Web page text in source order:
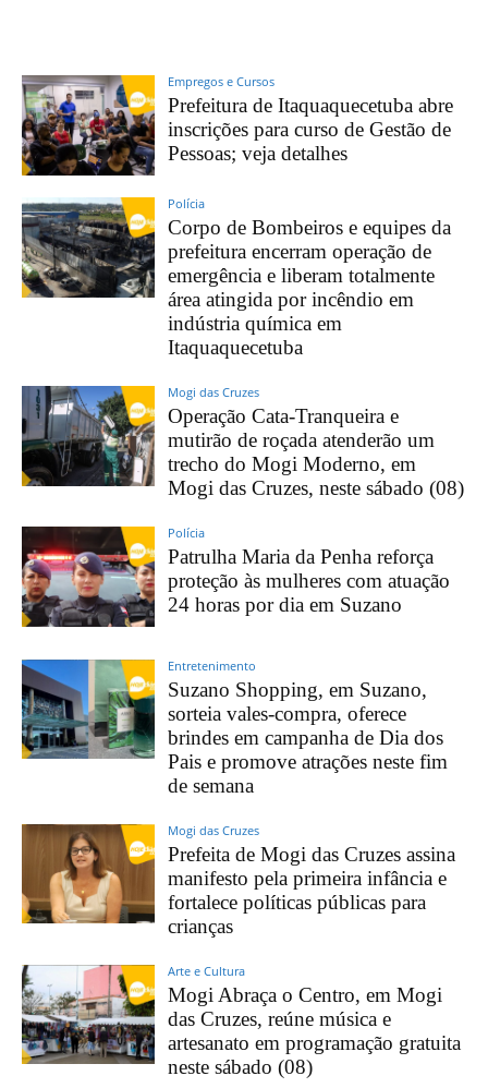
Empregos e Cursos
Prefeitura de Itaquaquecetuba abre
inscrições para curso de Gestão de
Pessoas; veja detalhes
Polícia
Corpo de Bombeiros e equipes da
prefeitura encerram operação de
emergência e liberam totalmente
área atingida por incêndio em
indústria química em
Itaquaquecetuba
Mogi das Cruzes
Operação Cata-Tranqueira e
mutirão de roçada atenderão um
trecho do Mogi Moderno, em
Mogi das Cruzes, neste sábado (08)
Polícia
Patrulha Maria da Penha reforça
proteção às mulheres com atuação
24 horas por dia em Suzano
Entretenimento
Suzano Shopping, em Suzano,
sorteia vales-compra, oferece
brindes em campanha de Dia dos
Pais e promove atrações neste fim
de semana
Mogi das Cruzes
Prefeita de Mogi das Cruzes assina
manifesto pela primeira infância e
fortalece políticas públicas para
crianças
Arte e Cultura
Mogi Abraça o Centro, em Mogi
das Cruzes, reúne música e
artesanato em programação gratuita
neste sábado (08)